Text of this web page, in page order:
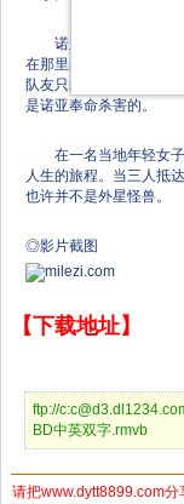
诺亚是一名老兵，他
在那里的美国大兵，然
队友只剩下一个刚刚从
是诺亚奉命杀害的。
在一名当地年轻女子
人生的旅程。当三人抵
也许并不是外星怪兽。
◎影片截图
【下载地址】
ftp://
BD中英双字.rmvb
请把www.dytt8899.com